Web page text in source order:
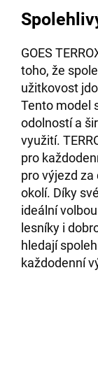
GOES
toho, že
užitkovost
Tento model
odolností a
využití.
pro
pro výjezd
okolí. Díky
ideální
lesníky i
hledají
každodenní